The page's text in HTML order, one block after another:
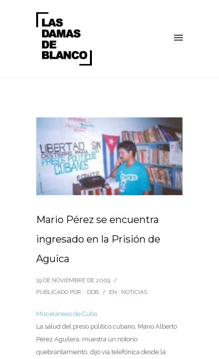
Mario Pérez se encuentra
ingresado en la Prisión de
Aguica
19 DE NOVIEMBRE DE 2009 /
PUBLICADO POR: : DDB / EN : NOTICIAS
Misceláneas de Cuba
La salud del preso político cubano, Mario Alberto
Pérez Aguilera, muestra un notorio
quebrantamiento, dijo vía telefónica desde la